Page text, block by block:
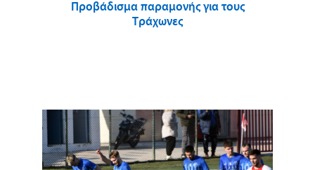
Προβάδισμα παραμονής για τους
Τράχωνες